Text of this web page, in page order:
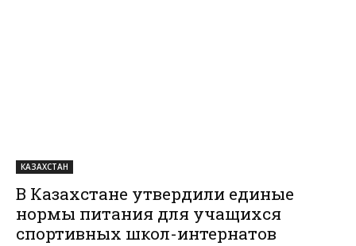
КАЗАХСТАН
В Казахстане утвердили единые
нормы питания для учащихся
спортивных школ-интернатов